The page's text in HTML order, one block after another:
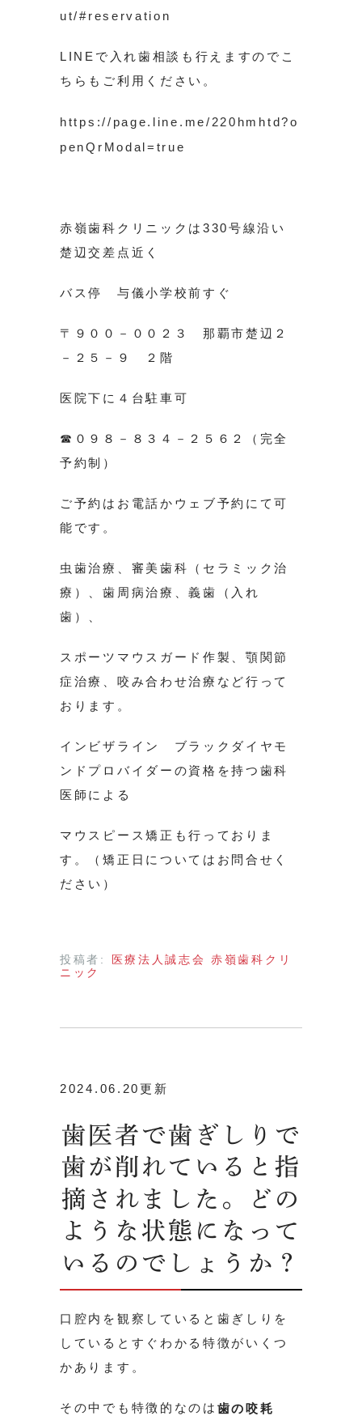
ut/#reservation
LINEで入れ歯相談も行えますのでこ
ちらもご利用ください。
https://page.line.me/220hmhtd?o
penQrModal=true
赤嶺歯科クリニックは330号線沿い
楚辺交差点近く
バス停 与儀小学校前すぐ
〒９００－００２３ 那覇市楚辺２
－２５－９ ２階
医院下に４台駐車可
☎０９８－８３４－２５６２（完全
予約制）
ご予約はお電話かウェブ予約にて可
能です。
虫歯治療、審美歯科（セラミック治
療）、歯周病治療、義歯（入れ
歯）、
スポーツマウスガード作製、顎関節
症治療、咬み合わせ治療など行って
おります。
インビザライン ブラックダイヤモ
ンドプロバイダーの資格を持つ歯科
医師による
マウスピース矯正も行っておりま
す。（矯正日についてはお問合せく
ださい）
投稿者:
医療法人誠志会 赤嶺歯科クリ
ニック
2024.06.20更新
歯医者で歯ぎしりで
歯が削れていると指
摘されました。どの
ような状態になって
いるのでしょうか？
口腔内を観察していると歯ぎしりを
しているとすぐわかる特徴がいくつ
かあります。
その中でも特徴的なのは 歯の咬耗